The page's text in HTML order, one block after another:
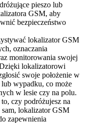
pieszo lub
GSM, aby
bezpieczeństwo
lokalizator GSM
oznaczania
monitorowania swojej
lokalizatorowi
swoje położenie w
wypadku, co może
w lesie czy na polu.
czy podróżujesz na
lokalizator GSM
zapewnienia